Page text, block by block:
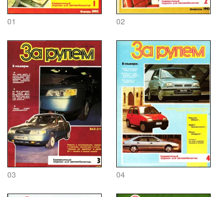
01 02
03 04